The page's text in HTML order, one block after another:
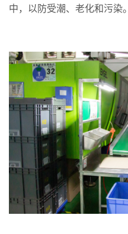
中，以防受潮、老化和污染。